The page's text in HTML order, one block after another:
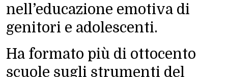
nell’educazione emotiva di
genitori e adolescenti.
Ha formato più di ottocento
scuole sugli strumenti del